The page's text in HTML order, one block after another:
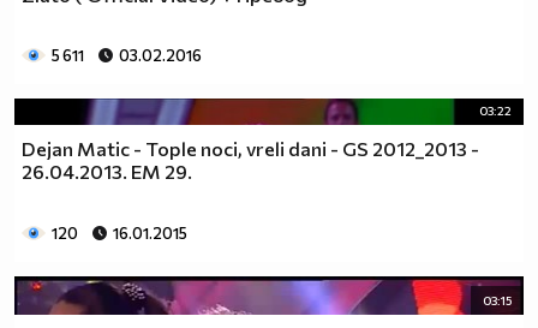
5 611 03.02.2016
03:22
Dejan Matic - Tople noci, vreli dani - GS 2012_2013 -
26.04.2013. EM 29.
120 16.01.2015
03:15